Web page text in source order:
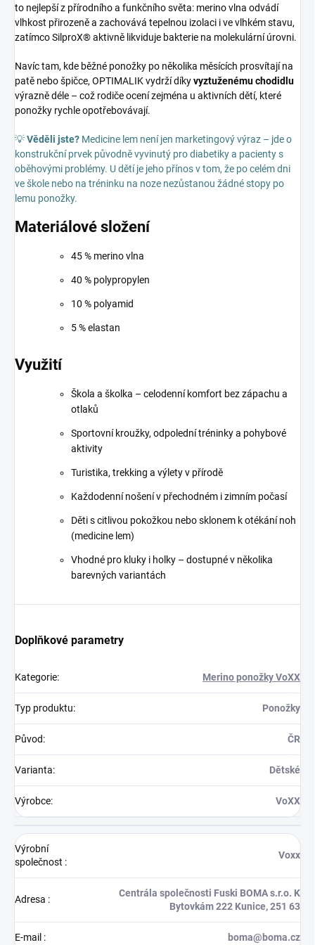
to nejlepší z přírodního a funkčního světa: merino vlna odvádí
vlhkost přirozeně a zachovává tepelnou izolaci i ve vlhkém stavu,
zatímco SilproX® aktivně likviduje bakterie na molekulární úrovni.
Navíc tam, kde běžné ponožky po několika měsících prosvítají na
patě nebo špičce, OPTIMALIK vydrží díkyvyztuženému chodidlu
výrazně déle – což rodiče ocení zejména u aktivních dětí, které
ponožky rychle opotřebovávají.
💡Věděli jste? Medicine lem není jen marketingový výraz – jde o
konstrukční prvek původně vyvinutý pro diabetiky a pacienty s
oběhovými problémy. U dětí je jeho přínos v tom, že po celém dni
ve škole nebo na tréninku na noze nezůstanou žádné stopy po
lemu ponožky.
Materiálové složení
45 % merino vlna
40 % polypropylen
10 % polyamid
5 % elastan
Využití
Škola a školka – celodenní komfort bez zápachu a
otlaků
Sportovní kroužky, odpolední tréninky a pohybové
aktivity
Turistika, trekking a výlety v přírodě
Každodenní nošení v přechodném i zimním počasí
Děti s citlivou pokožkou nebo sklonem k otékání noh
(medicine lem)
Vhodné pro kluky i holky – dostupné v několika
barevných variantách
Doplňkové parametry
Kategorie: Merino ponožky VoXX
Typ produktu: Ponožky
Původ: ČR
Varianta: Dětské
Výrobce: VoXX
Výrobní
společnost :
Voxx
Adresa :
Centrála společnosti Fuski BOMA s.r.o. K
Bytovkám 222 Kunice, 251 63
E-mail : boma@boma.cz